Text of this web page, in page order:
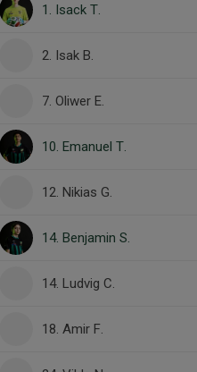
1. Isack T.
2. Isak B.
7. Oliwer E.
10. Emanuel T.
12. Nikias G.
14. Benjamin S.
14. Ludvig C.
18. Amir F.